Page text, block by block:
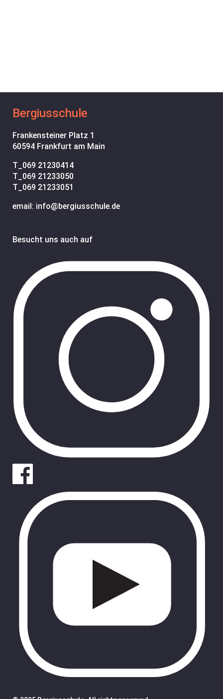
Bergiusschule
Frankensteiner Platz 1
60594 Frankfurt am Main
T_ 069 21230414
T_ 069 21233050
T_ 069 21233051
email: info@bergiusschule.de
Besucht uns auch auf